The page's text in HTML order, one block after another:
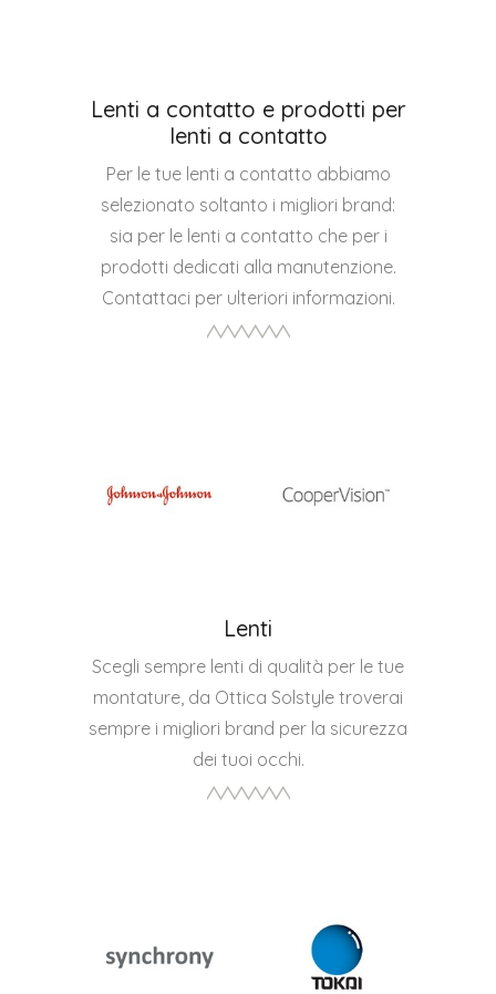
Lenti a contatto e prodotti per
lenti a contatto
Per le tue lenti a contatto abbiamo
selezionato soltanto i migliori brand:
sia per le lenti a contatto che per i
prodotti dedicati alla manutenzione.
Contattaci per ulteriori informazioni.
Lenti
Scegli sempre lenti di qualità per le tue
montature, da Ottica Solstyle troverai
sempre i migliori brand per la sicurezza
dei tuoi occhi.